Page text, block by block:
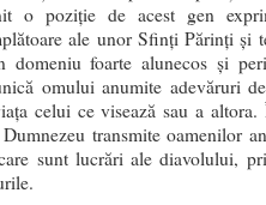
o poziție de acest gen
ale unor Sfinți Părinți și
domeniu foarte alunecos și
omului anumite adevăruri
celui ce visează sau a
transmite oamenilor
sunt lucrări ale diavolului,